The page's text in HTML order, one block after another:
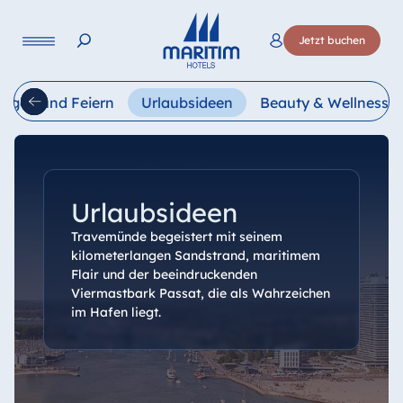
Jetzt buchen
English Français
und Feiern Urlaubsideen Beauty & Wellness
Urlaubsideen
Travemünde begeistert mit seinem
kilometerlangen Sandstrand, maritimem
Flair und der beeindruckenden
Viermastbark Passat, die als Wahrzeichen
im Hafen liegt.